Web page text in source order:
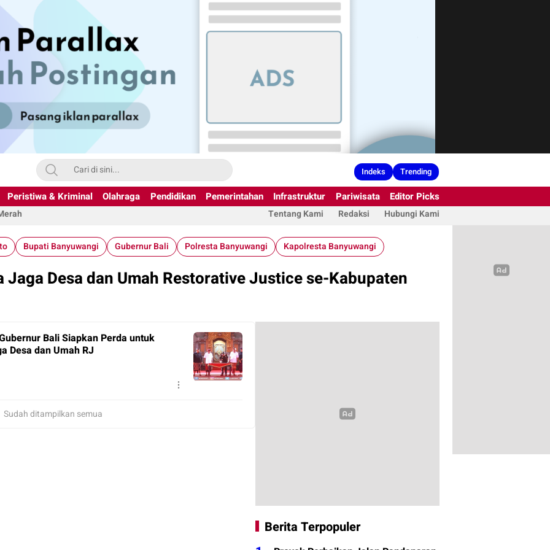
Indeks Trending
Peristiwa & Kriminal Olahraga Pendidikan Pemerintahan Infrastruktur Pariwisata Editor Picks
Tentang Kami Redaksi Hubungi Kami
Bupati Banyuwangi Gubernur Bali Polresta Banyuwangi Kapolresta Banyuwangi
Desa dan Umah Restorative Justice se-Kabupaten
Bali Siapkan Perda untuk
Desa dan Umah RJ
Sudah ditampilkan semua
Berita Terpopuler